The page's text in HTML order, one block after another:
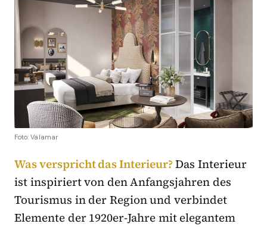
Foto: Valamar
Was verspricht das Interieur?Das Interieur
ist inspiriert von den Anfangsjahren des
Tourismus in der Region und verbindet
Elemente der 1920er-Jahre mit elegantem